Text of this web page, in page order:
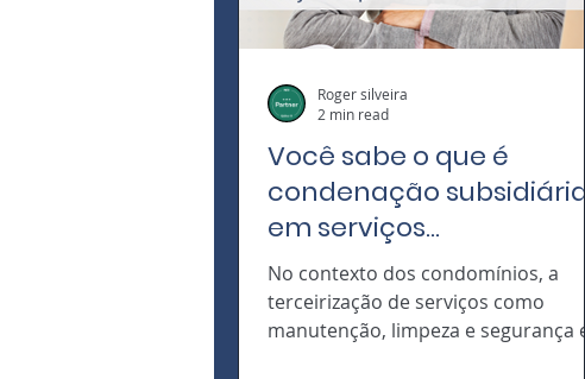
Você sabe o que é
condenação subsidiária
em serviços
terceirizados?
No contexto dos condomínios, a
terceirização de serviços como
manutenção, limpeza e segurança é
Roger silveira
2 min read